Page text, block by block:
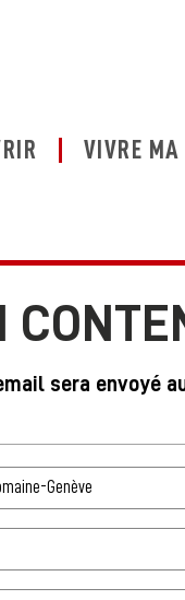
VIVRE MA
sera envoyé